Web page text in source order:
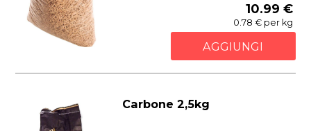
10.99 €
0.78 € per kg
AGGIUNGI
Carbone 2,5kg